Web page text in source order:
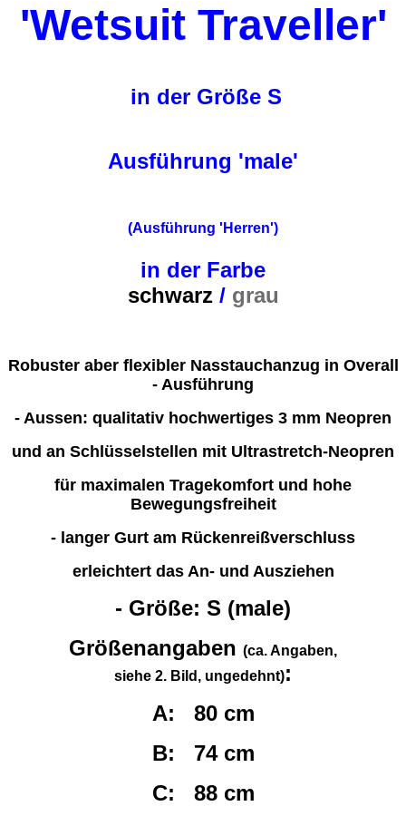
'Wetsuit Traveller'
in der Größe S
Ausführung 'male'
(Ausführung 'Herren')
in der Farbe
schwarz / grau
Robuster aber flexibler Nasstauchanzug in Overall
- Ausführung
- Aussen: qualitativ hochwertiges 3 mm Neopren
und an Schlüsselstellen mit Ultrastretch-Neopren
für maximalen Tragekomfort und hohe
Bewegungsfreiheit
- langer Gurt am Rückenreißverschluss
erleichtert das An- und Ausziehen
- Größe: S (male)
Größenangaben (ca. Angaben,
siehe 2. Bild, ungedehnt):
A: 80 cm
B: 74 cm
C: 88 cm